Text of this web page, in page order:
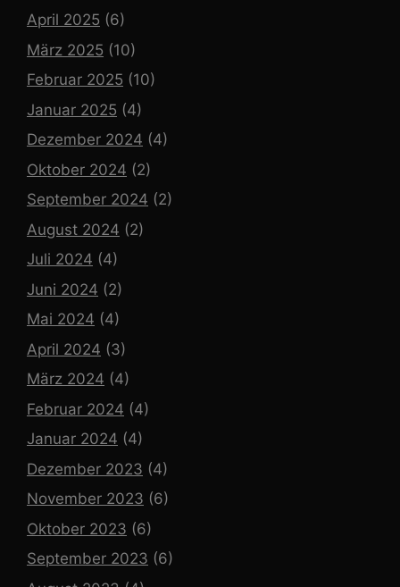
April 2025 (6)
März 2025 (10)
Februar 2025 (10)
Januar 2025 (4)
Dezember 2024 (4)
Oktober 2024 (2)
September 2024 (2)
August 2024 (2)
Juli 2024 (4)
Juni 2024 (2)
Mai 2024 (4)
April 2024 (3)
März 2024 (4)
Februar 2024 (4)
Januar 2024 (4)
Dezember 2023 (4)
November 2023 (6)
Oktober 2023 (6)
September 2023 (6)